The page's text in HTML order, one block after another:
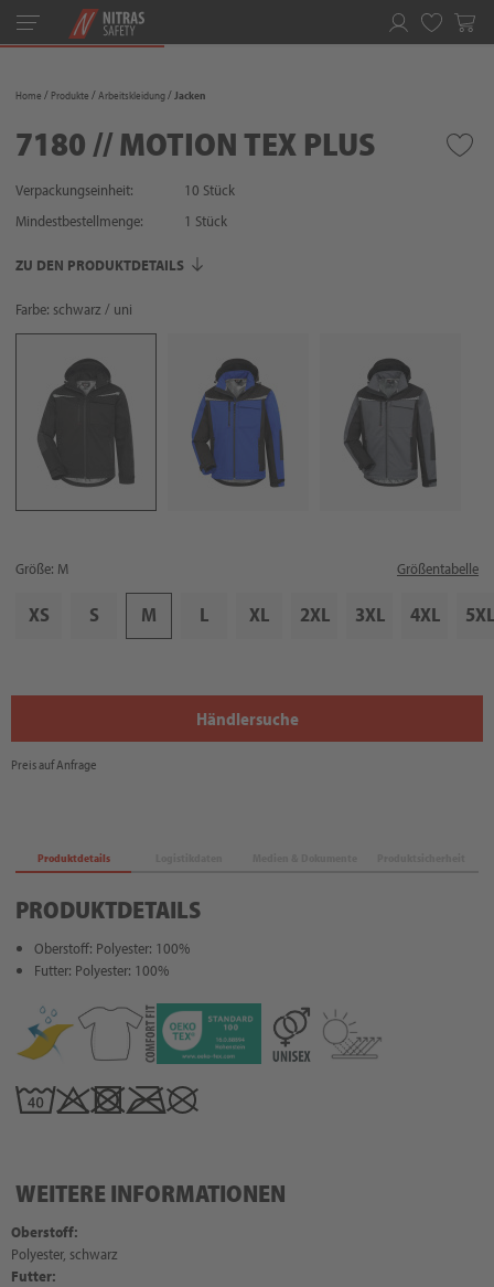
Toggle
navigation
Home Produkte Arbeitskleidung Jacken
7180 // MOTION TEX PLUS
Verpackungseinheit:
10 Stück
Mindestbestellmenge:
1 Stück
ZU DEN PRODUKTDETAILS
Farbe: schwarz / uni
Größe: M Größentabelle
XS S M L XL 2XL 3XL 4XL 5XL
Händlersuche
Preis auf Anfrage
Produktdetails
PRODUKTDETAILS
Oberstoff: Polyester: 100%
Futter: Polyester: 100%
WEITERE INFORMATIONEN
Oberstoff:
Polyester, schwarz
Futter: